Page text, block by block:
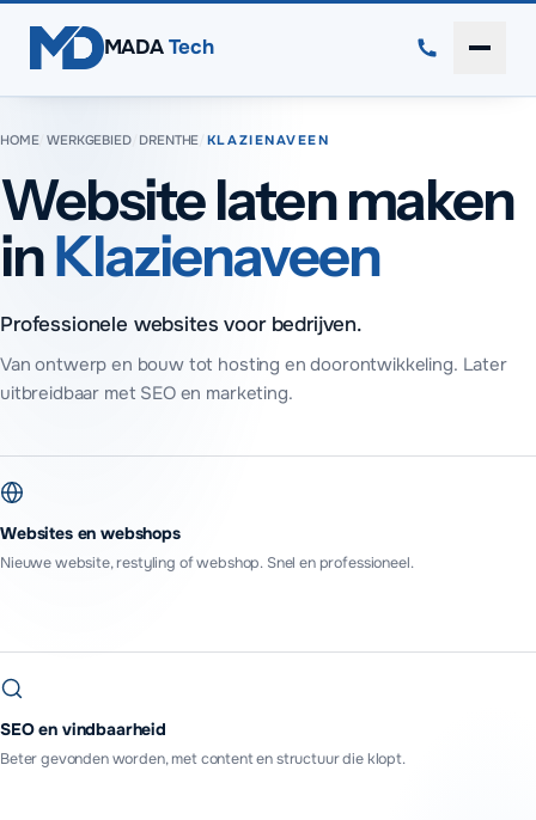
MADA Tech
HOME/WERKGEBIED/ DRENTHE KLAZIENAVEEN
Website laten maken
inKlazienaveen
Professionele websites voor bedrijven.
Van ontwerp en bouw tot hosting en doorontwikkeling. Later
uitbreidbaar met SEO en marketing.
Websites en webshops
Nieuwe website, restyling of webshop. Snel en professioneel.
SEO en vindbaarheid
Beter gevonden worden, met content en structuur die klopt.